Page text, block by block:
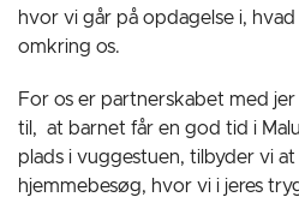
hvor vi går på opdagelse i,
omkring os.
For os er partnerskabet med
til, at barnet får en god tid i
plads i vuggestuen, tilbyder vi
hjemmebesøg, hvor vi i jeres